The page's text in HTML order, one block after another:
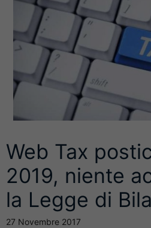
Web Tax
2019, niente
la Legge di
27 Novembre 2017